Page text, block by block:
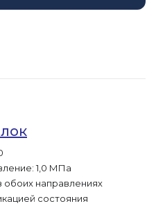
1,0 МПа
обоих направлениях
состояния